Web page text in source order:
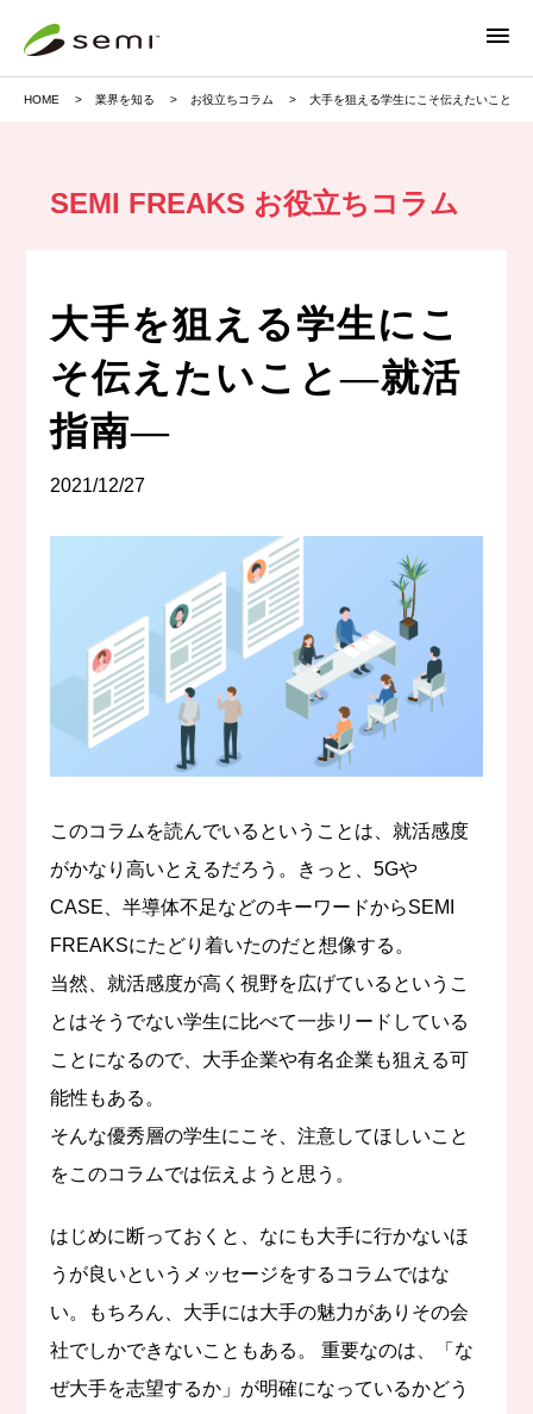
HOME 業界を知る お役立ちコラム 大手を狙える学生にこそ伝えたいこと―
SEMI FREAKS お役立ちコラム
大手を狙える学生にこ
そ伝えたいこと―就活
指南―
2021/12/27
このコラムを読んでいるということは、就活感度
がかなり高いとえるだろう。きっと、5Gや
CASE、半導体不足などのキーワードからSEMI
FREAKSにたどり着いたのだと想像する。
当然、就活感度が高く視野を広げているというこ
とはそうでない学生に比べて一歩リードしている
ことになるので、大手企業や有名企業も狙える可
能性もある。
そんな優秀層の学生にこそ、注意してほしいこと
をこのコラムでは伝えようと思う。
はじめに断っておくと、なにも大手に行かないほ
うが良いというメッセージをするコラムではな
い。もちろん、大手には大手の魅力がありその会
社でしかできないこともある。 重要なのは、「な
ぜ大手を志望するか」が明確になっているかどう